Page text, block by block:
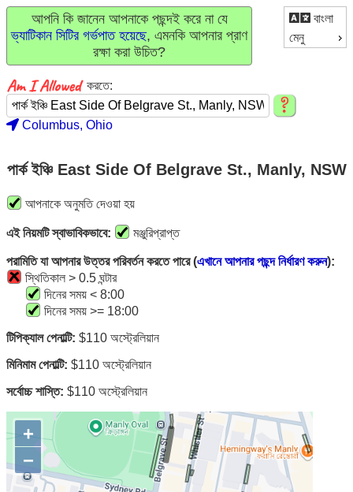
বাংলা
মেনু
আপনি কি জানেন আপনাকে পছন্দই করে না যে
ভ্যাটিকান সিটির গর্ভপাত হয়েছে, এমনকি আপনার প্রাণ
রক্ষা করা উচিত?
করতে:
Columbus, Ohio
পার্ক ইঞ্চি East Side Of Belgrave St., Manly, NSW
আপনাকে অনুমতি দেওয়া হয়
এই নিয়মটি স্বাভাবিকভাবে: মঞ্জুরিপ্রাপ্ত
পরামিতি যা আপনার উত্তর পরিবর্তন করতে পারে (এখানে আপনার পছন্দ নির্ধারণ করুন):
স্থিতিকাল > 0.5 ঘন্টার
দিনের সময় < 8:00
দিনের সময় >= 18:00
টিপিক্যাল পেনাল্টি: $110 অস্ট্রেলিয়ান
মিনিমাম পেনাল্টি: $110 অস্ট্রেলিয়ান
সর্বোচ্চ শাস্তি: $110 অস্ট্রেলিয়ান
+
−